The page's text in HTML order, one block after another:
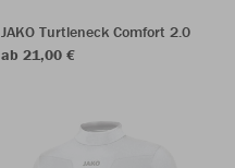
JAKO Turtleneck Comfort 2.0
ab 21,00 €